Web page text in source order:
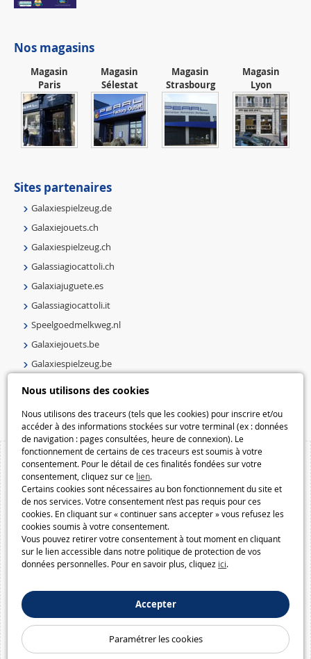
Nous utilisons des cookies
Nous utilisons des traceurs (tels que les cookies) pour inscrire et/ou
accéder à des informations stockées sur votre terminal (ex : données
de navigation : pages consultées, heure de connexion). Le
fonctionnement de certains de ces traceurs est soumis à votre
consentement. Pour le détail de ces finalités fondées sur votre
consentement, cliquez sur ce lien.
Certains cookies sont nécessaires au bon fonctionnement du site et
de nos services. Votre consentement n’est pas requis pour ces
cookies. En cliquant sur « continuer sans accepter » vous refusez les
cookies soumis à votre consentement.
Vous pouvez retirer votre consentement à tout moment en cliquant
sur le lien accessible dans notre politique de protection de vos
données personnelles. Pour en savoir plus, cliquez ici.
Accepter
Paramétrer les cookies
Nos magasins
Magasin
Paris
Magasin
Sélestat
Magasin
Strasbourg
Magasin
Lyon
Sites partenaires
Galaxiespielzeug.de
Galaxiejouets.ch
Galaxiespielzeug.ch
Galassiagiocattoli.ch
Galaxiajuguete.es
Galassiagiocattoli.it
Speelgoedmelkweg.nl
Galaxiejouets.be
Galaxiespielzeug.be